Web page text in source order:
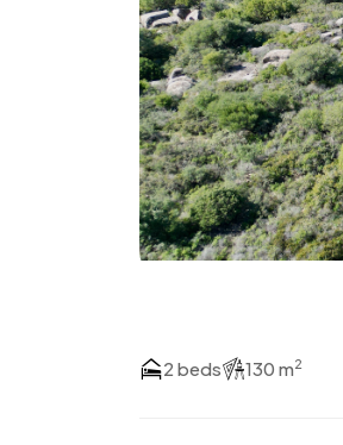
2 beds 130 m2